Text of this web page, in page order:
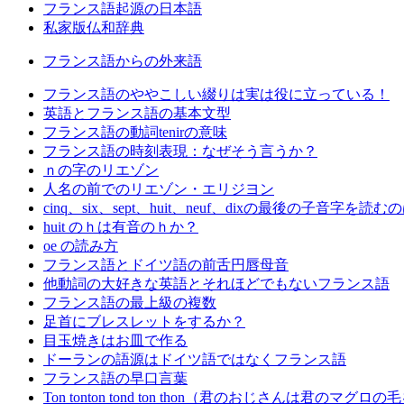
フランス語起源の日本語
私家版仏和辞典
フランス語からの外来語
フランス語のややこしい綴りは実は役に立っている！
英語とフランス語の基本文型
フランス語の動詞tenirの意味
フランス語の時刻表現：なぜそう言うか？
ｎの字のリエゾン
人名の前でのリエゾン・エリジヨン
cinq、six、sept、huit、neuf、dixの最後の子音字を読む
huit のｈは有音のｈか？
oe の読み方
フランス語とドイツ語の前舌円唇母音
他動詞の大好きな英語とそれほどでもないフランス語
フランス語の最上級の複数
足首にブレスレットをするか？
目玉焼きはお皿で作る
ドーランの語源はドイツ語ではなくフランス語
フランス語の早口言葉
Ton tonton tond ton thon（君のおじさんは君のマグロの毛